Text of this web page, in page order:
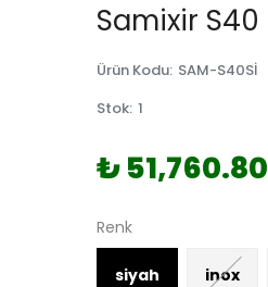
Samixir S40
Ürün Kodu: SAM-S40Sİ
Stok: 1
₺ 51,760.80
Renk
siyah inox